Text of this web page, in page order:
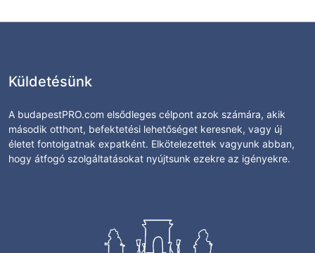
Küldetésünk
A budapestPRO.com elsődleges célpont azok számára, akik
második otthont, befektetési lehetőséget keresnek, vagy új
életet fontolgatnak expatként. Elkötelezettek vagyunk abban,
hogy átfogó szolgáltatásokat nyújtsunk ezekre az igényekre.